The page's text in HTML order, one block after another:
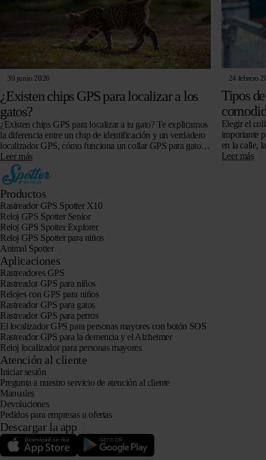
30 junio 2026
¿Existen chips GPS para localizar a los
gatos?
¿Existen chips GPS para localizar a tu gato? Te explicamos
la diferencia entre un chip de identificación y un verdadero
localizador GPS, cómo funciona un collar GPS para gatos,
si es posible sin suscripción y en qué fijarte al comprarlo.
Leer más
24 febrero
Tipos
Elegir el
importante
en la calle,
precisa,…
Leer más
Productos
Rastreador GPS Spotter X10
Reloj GPS Spotter Senior
Reloj GPS Spotter Explorer
Reloj GPS Spotter para niños
Animal Spotter
Aplicaciones
Rastreadores GPS
Rastreador GPS para niños
Relojes con GPS para niños
Rastreador GPS para gatos
Rastreador GPS para perros
El localizador GPS para personas mayores con botón SOS
Rastreador GPS para la demencia y el Alzheimer
Reloj localizador para personas mayores
Atención al cliente
Iniciar sesión
Pregunta a nuestro servicio de atención al cliente
Manuales
Devoluciones
Pedidos para empresas u ofertas
Descargar la app